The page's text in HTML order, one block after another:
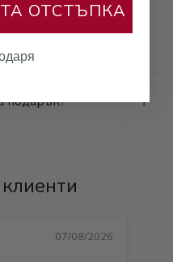
подарък?
07/08/2026
ОТСТЪПКА